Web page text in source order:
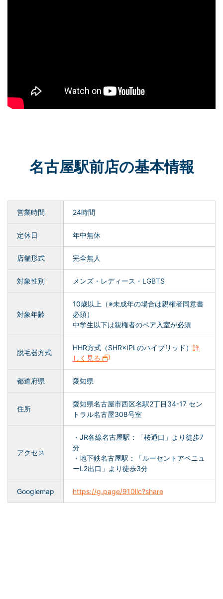
名古屋駅前店の基本情報
営業時間 24時間
定休日 年中無休
店舗形式 完全無人
対象性別 メンズ・レディース・LGBTS
対象年齢
10歳以上（※未成年の場合は親権者同意書
必須）
中学生以下は親権者のペア入室が必須
脱毛器方式
HHR方式（SHR×IPLのハイブリッド） 詳
しく見る
都道府県 愛知県
住所
愛知県名古屋市西区名駅2丁目34-17 セン
トラル名古屋308号室
アクセス
・JR各線名古屋駅：「桜通口」より徒歩7
分
・地下鉄名古屋駅：「ルーセントアベニュ
ーL2出口」より徒歩3分
Googlemap https://g.page/910llc?share